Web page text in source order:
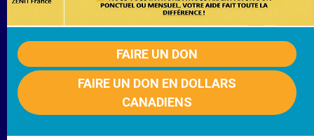
FAIRE UN DON
FAIRE UN DON EN DOLLARS
CANADIENS